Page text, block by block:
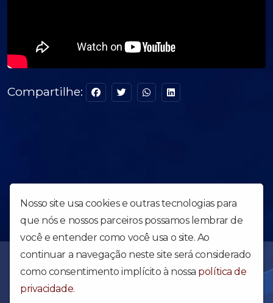
Compartilhe:
Nosso site usa cookies e outras tecnologias para
que nós e nossos parceiros possamos lembrar de
você e entender como você usa o site. Ao
continuar a navegação neste site será considerado
como consentimento implícito à nossa política de
privacidade.
Uma obra forte para abalar o Brasil e o Mundo - Web Rádio da
Igreja Apostólica Reino dos Céus. Acesse e confira nossa